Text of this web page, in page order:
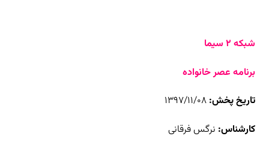
شبکه ۲ سیما
برنامه عصر خانواده
تاریخ پخش:
کارشناس: نرگس فرقانی